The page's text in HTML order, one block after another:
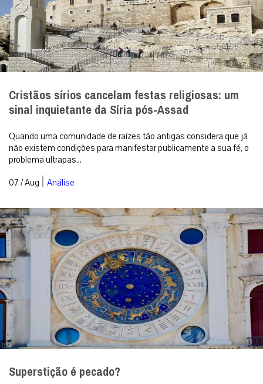
Cristãos sírios cancelam festas religiosas: um
sinal inquietante da Síria pós-Assad
Quando uma comunidade de raízes tão antigas considera que já
não existem condições para manifestar publicamente a sua fé, o
problema ultrapas...
07 / Aug | Análise
Superstição é pecado?